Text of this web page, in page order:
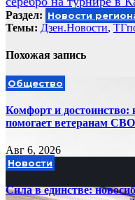
Раздел: Новости
Темы: Дзен.Новости,
Похожая запись
Общество
Комфорт и достоинство:
помогает ветеранам
Авг 6, 2026
Новости
Сила в единстве: